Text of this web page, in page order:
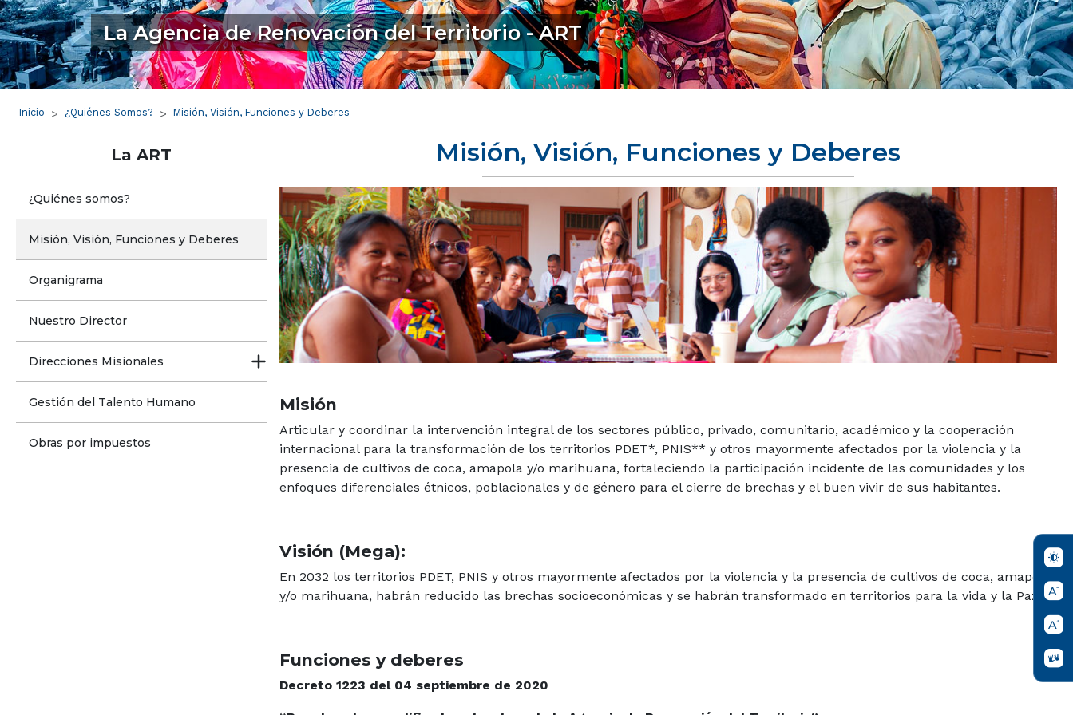
La Agencia de Renovación del Territorio - ART
Ruta de navegación
Inicio ¿Quiénes Somos? Misión, Visión, Funciones y Deberes
La ART
¿Quiénes somos?
Misión, Visión, Funciones y Deberes
Organigrama
Nuestro Director
Direcciones Misionales
Gestión del Talento Humano
Obras por impuestos
Misión, Visión, Funciones y Deberes
Misión
Articular y coordinar la intervención integral de los sectores público, privado, comunitario, académico y la cooperación
internacional para la transformación de los territorios PDET*, PNIS** y otros mayormente afectados por la violencia y la
presencia de cultivos de coca, amapola y/o marihuana, fortaleciendo la participación incidente de las comunidades y los
enfoques diferenciales étnicos, poblacionales y de género para el cierre de brechas y el buen vivir de sus habitantes.
Visión (Mega):
En 2032 los territorios PDET, PNIS y otros mayormente afectados por la violencia y la presencia de cultivos de coca, amapola
y/o marihuana, habrán reducido las brechas socioeconómicas y se habrán transformado en territorios para la vida y la Paz.
Funciones y deberes
Decreto 1223 del 04 septiembre de 2020